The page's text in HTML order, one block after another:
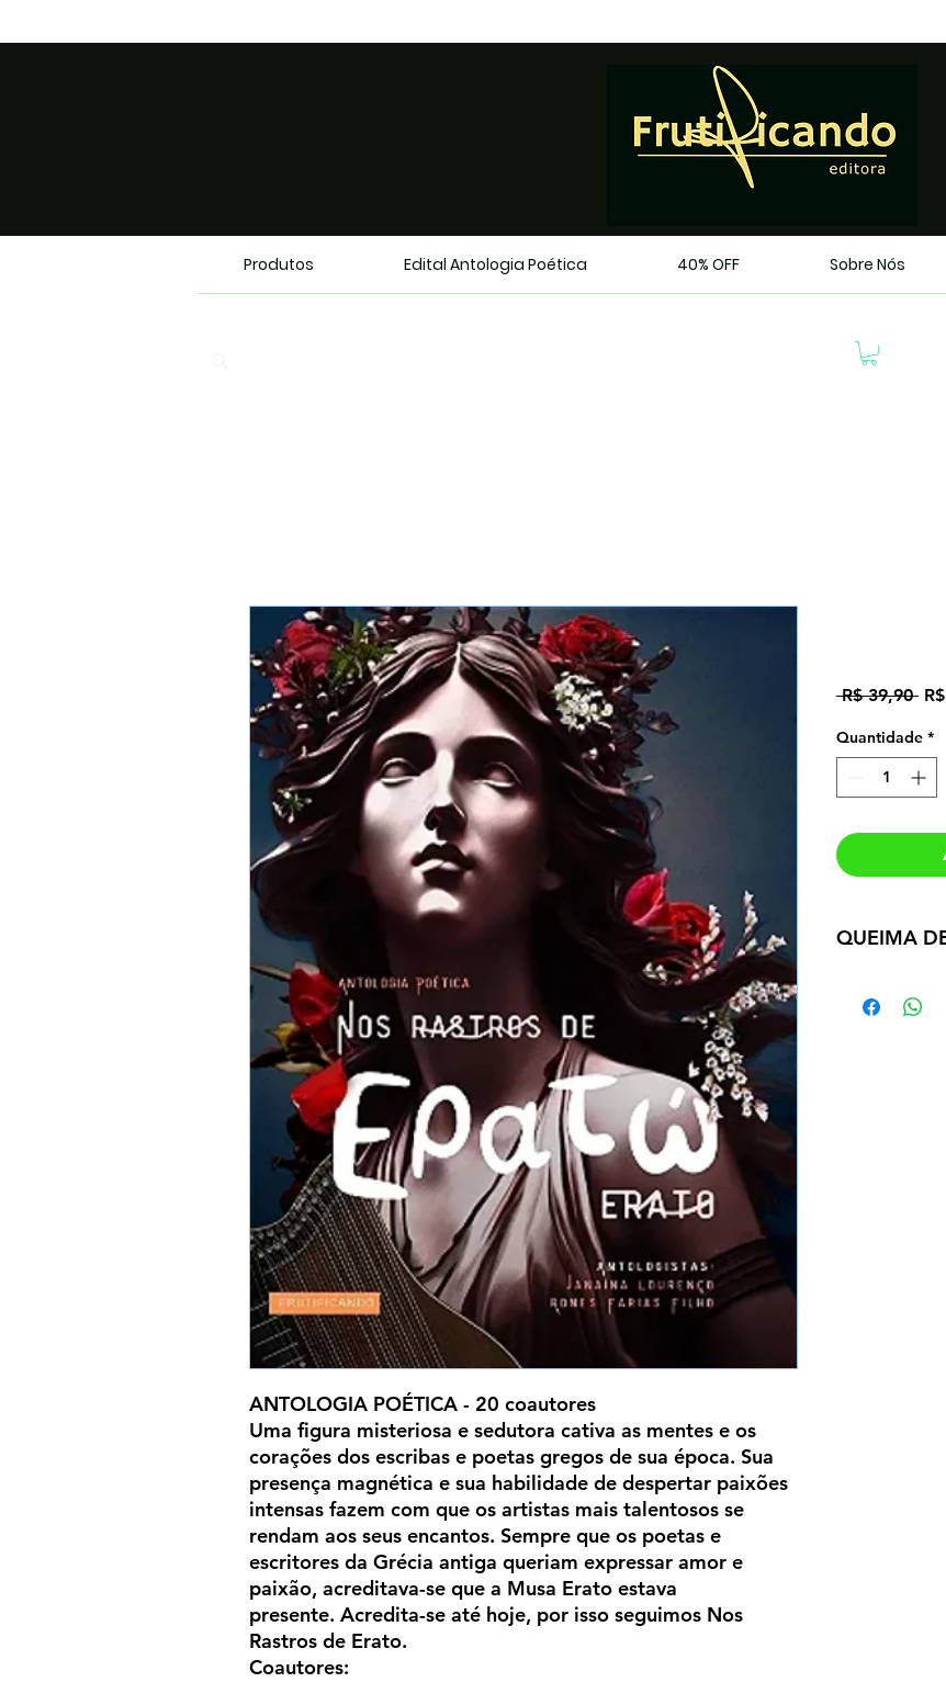
Produtos Edital Antologia Poética 40% OFF Sobre Nós
ANTOLOGIA POÉTICA - 20 coautores
Uma figura misteriosa e sedutora cativa as mentes e os
corações dos escribas e poetas gregos de sua época. Sua
presença magnética e sua habilidade de despertar paixões
intensas fazem com que os artistas mais talentosos se
rendam aos seus encantos. Sempre que os poetas e
escritores da Grécia antiga queriam expressar amor e
paixão, acreditava-se que a Musa Erato estava
presente. Acredita-se até hoje, por isso seguimos Nos
Rastros de Erato.
Coautores:
R$ 39,90
Quantidade *
QUEIMA
o livro volta